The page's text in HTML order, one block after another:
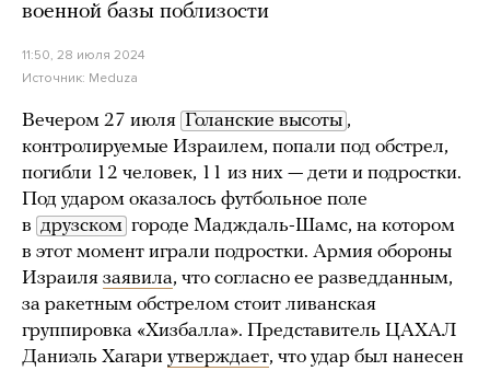
военной базы поблизости
11:50, 28 июля 2024
Источник: Meduza
Вечером 27 июля Голанские высоты ,
контролируемые Израилем, попали под обстрел,
погибли 12 человек, 11 из них — дети и подростки.
Под ударом оказалось футбольное поле
в друзском городе Мадждаль-Шамс, на котором
в этот момент играли подростки. Армия обороны
Израиля заявила, что согласно ее разведданным,
за ракетным обстрелом стоит ливанская
группировка «Хизбалла». Представитель ЦАХАЛ
Даниэль Хагари утверждает, что удар был нанесен